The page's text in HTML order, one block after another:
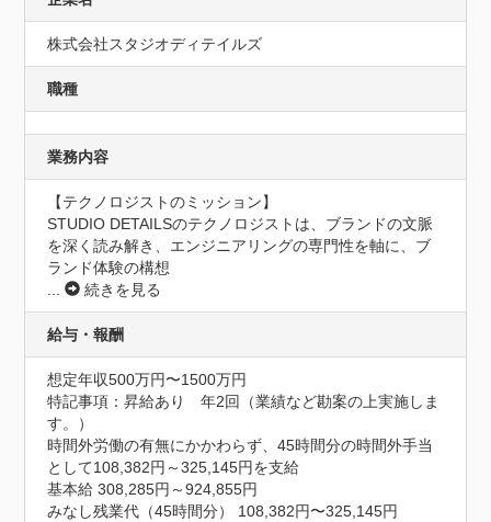
株式会社スタジオディテイルズ
職種
業務内容
【テクノロジストのミッション】
STUDIO DETAILSのテクノロジストは、ブランドの文脈
を深く読み解き、エンジニアリングの専門性を軸に、ブ
ランド体験の構想
...
続きを見る
給与・報酬
想定年収500万円〜1500万円
特記事項：昇給あり　年2回（業績など勘案の上実施しま
す。）
時間外労働の有無にかかわらず、45時間分の時間外手当
として108,382円～325,145円を支給
基本給 308,285円～924,855円
みなし残業代（45時間分） 108,382円〜325,145円